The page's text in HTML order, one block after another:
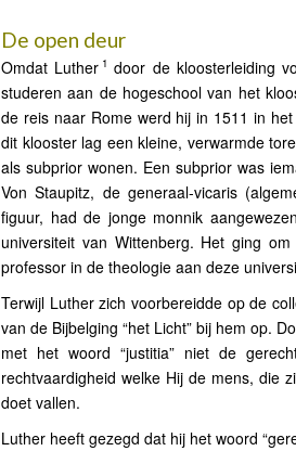
De open deur
Omdat Luther 1 door de kloosterleiding
studeren aan de hogeschool van het
de reis naar Rome werd hij in 1511 in
dit klooster lag een kleine, verwarmde
als subprior wonen. Een subprior was
Von Staupitz, de generaal-vicaris
figuur, had de jonge monnik
universiteit van Wittenberg. Het ging
professor in de theologie aan deze
Terwijl Luther zich voorbereidde op de
van de Bijbelging “het Licht” bij hem op.
met het woord “justitia” niet de
rechtvaardigheid welke Hij de mens, die
doet vallen.
Luther heeft gezegd dat hij het woord